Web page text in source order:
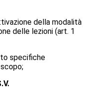
della modalità
delle lezioni (art. 1
specifiche